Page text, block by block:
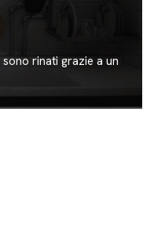
rinati grazie a un